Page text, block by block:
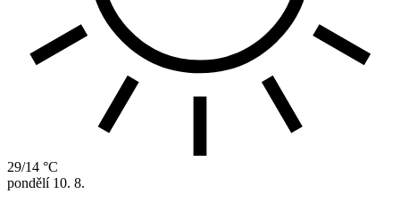
29/14 °C
pondělí 10. 8.